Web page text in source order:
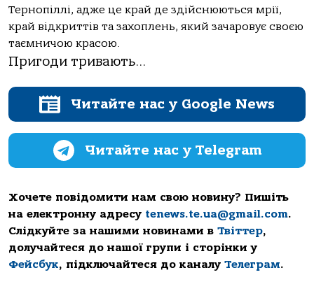
Тернопіллі, адже це край де здійснюються мрії,
край відкриттів та захоплень, який зачаровує своєю
таємничою красою.
Пригоди тривають…
Читайте нас у Google News
Читайте нас у Telegram
Хочете повідомити нам свою новину? Пишіть
на електронну адресу tenews.te.ua@gmail.com.
Слідкуйте за нашими новинами в Твіттер,
долучайтеся до нашої групи і сторінки у
Фейсбук, підключайтеся до каналу Телеграм.